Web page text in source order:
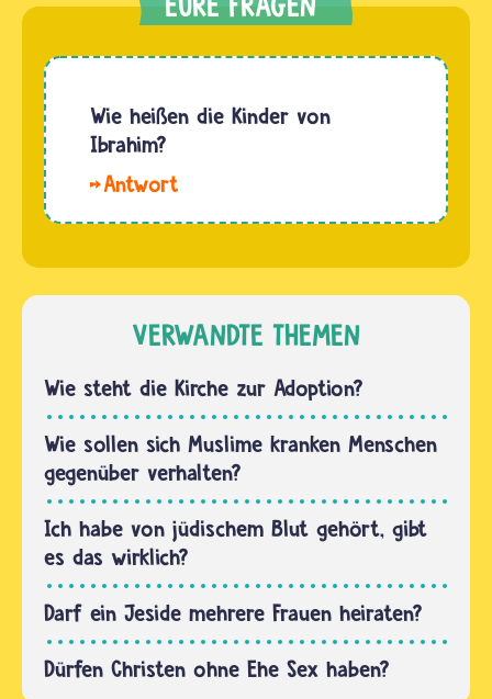
Wie heißen die Kinder von
Ibrahim?
Söhne
von
Ibrahim
Namen
genannt:
Ismail
und
Isaak.
„Lob sei
Allah, der
mir trotz
meines…
VERWANDTE THEMEN
Wie steht die Kirche zur Adoption?
Wie sollen sich Muslime kranken Menschen
gegenüber verhalten?
Ich habe von jüdischem Blut gehört, gibt
es das wirklich?
Darf ein Jeside mehrere Frauen heiraten?
Dürfen Christen ohne Ehe Sex haben?